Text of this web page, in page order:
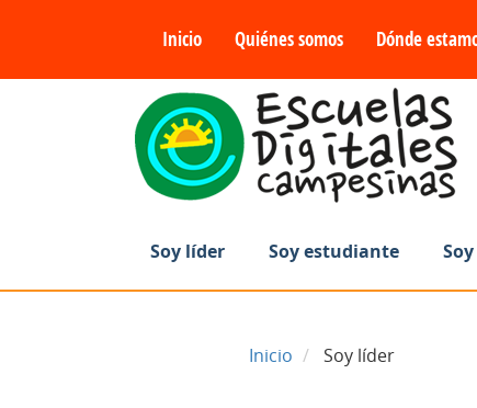
Inicio Quiénes somos Dónde
Soy líder Soy estudiante
Inicio Soy líder